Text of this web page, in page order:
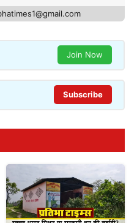
Join Now
Subscribe